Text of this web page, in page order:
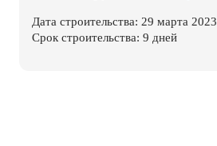
Дата строительства: 29 марта 2023
Срок строительства: 9 дней